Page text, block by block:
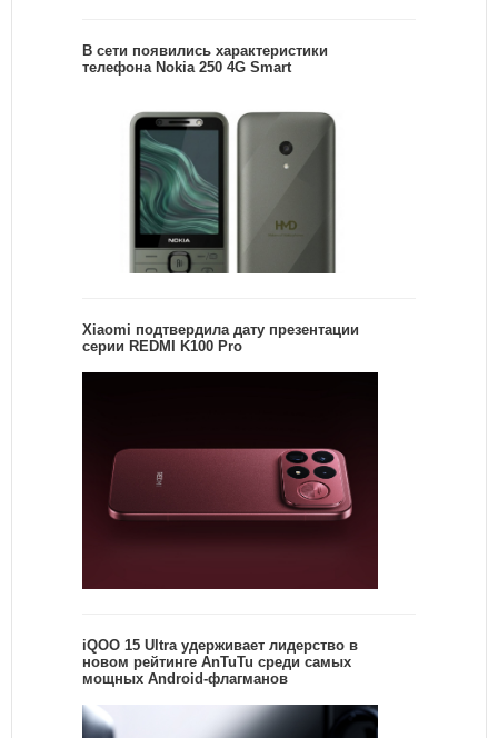
В сети появились характеристики
телефона Nokia 250 4G Smart
Xiaomi подтвердила дату презентации
серии REDMI K100 Pro
iQOO 15 Ultra удерживает лидерство в
новом рейтинге AnTuTu среди самых
мощных Android-флагманов